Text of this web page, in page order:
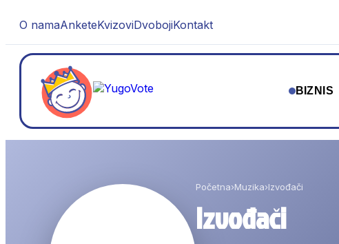
O namaAnketeKvizoviDvobojiKontakt
BIZNIS
Početna›Muzika›Izvođači
Izvođači